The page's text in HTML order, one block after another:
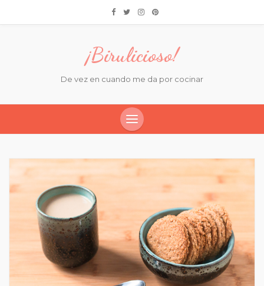
¡Birulicioso!
De vez en cuando me da por cocinar